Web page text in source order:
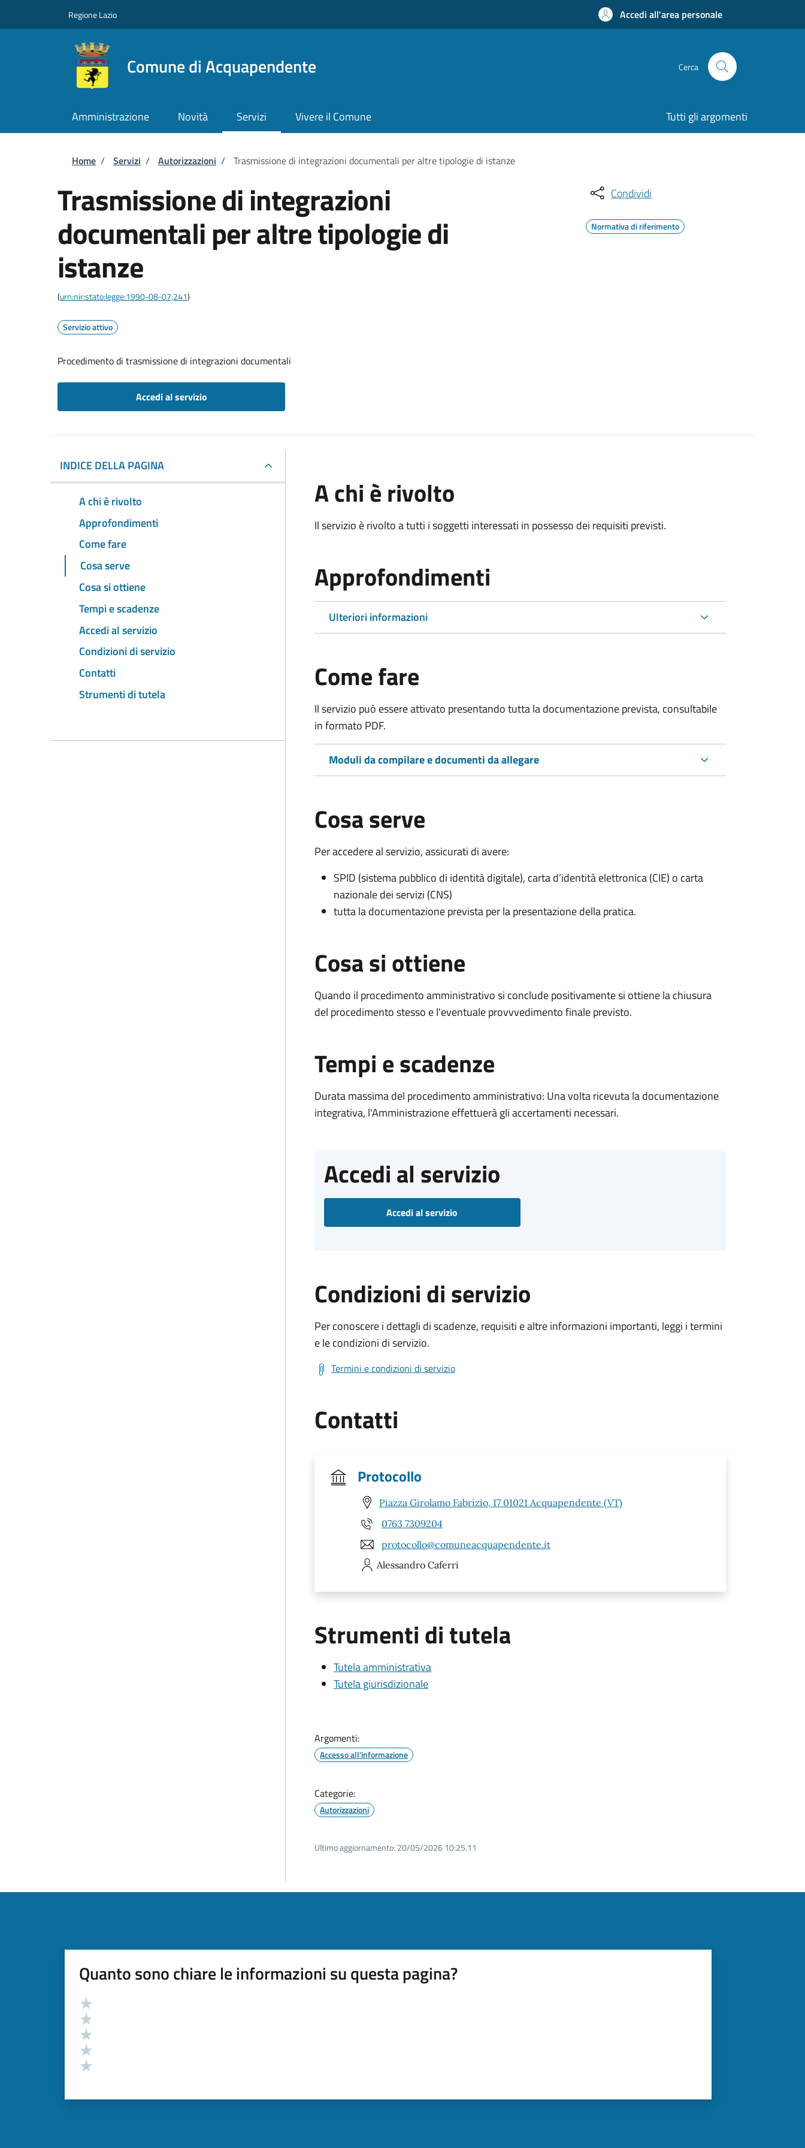
Regione Lazio Accedi all'area personale
Comune di Acquapendente Cerca
Amministrazione Novità Servizi Vivere il Comune Tutti gli argomenti
Briciole di pane
Home / Servizi / Autorizzazioni / Trasmissione di integrazioni documentali per altre tipologie di istanze
Trasmissione di integrazioni
documentali per altre tipologie di
istanze
(urn:nir:stato:legge:1990-08-07;241)
Servizio attivo
Procedimento di trasmissione di integrazioni documentali
Accedi al servizio
Condividi
Normativa di riferimento
INDICE DELLA PAGINA
A chi è rivolto
Approfondimenti
Come fare
Cosa serve
Cosa si ottiene
Tempi e scadenze
Accedi al servizio
Condizioni di servizio
Contatti
Strumenti di tutela
A chi è rivolto
Il servizio è rivolto a tutti i soggetti interessati in possesso dei requisiti previsti.
Approfondimenti
Ulteriori informazioni
Come fare
Il servizio può essere attivato presentando tutta la documentazione prevista, consultabile
in formato PDF.
Moduli da compilare e documenti da allegare
Cosa serve
Per accedere al servizio, assicurati di avere:
SPID (sistema pubblico di identità digitale), carta d’identità elettronica (CIE) o carta
nazionale dei servizi (CNS)
tutta la documentazione prevista per la presentazione della pratica.
Cosa si ottiene
Quando il procedimento amministrativo si conclude positivamente si ottiene la chiusura
del procedimento stesso e l'eventuale provvvedimento finale previsto.
Tempi e scadenze
Durata massima del procedimento amministrativo: Una volta ricevuta la documentazione
integrativa, l'Amministrazione effettuerà gli accertamenti necessari.
Accedi al servizio
Accedi al servizio
Condizioni di servizio
Per conoscere i dettagli di scadenze, requisiti e altre informazioni importanti, leggi i termini
e le condizioni di servizio.
Termini e condizioni di servizio
Contatti
Protocollo
Piazza Girolamo Fabrizio, 17 01021 Acquapendente (VT)
0763 7309204
protocollo@comuneacquapendente.it
Alessandro Caferri
Strumenti di tutela
Tutela amministrativa
Tutela giurisdizionale
Argomenti:
Accesso all'informazione
Categorie:
Autorizzazioni
Ultimo aggiornamento: 20/05/2026 10:25.11
Quanto sono chiare le informazioni su questa pagina?
Valutazione